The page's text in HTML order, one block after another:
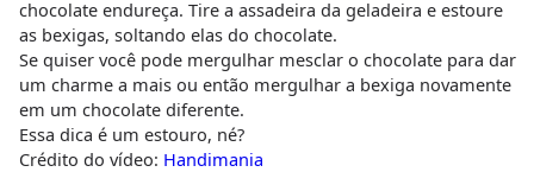
chocolate endureça. Tire a assadeira da geladeira e estoure
as bexigas, soltando elas do chocolate.
Se quiser você pode mergulhar mesclar o chocolate para dar
um charme a mais ou então mergulhar a bexiga novamente
em um chocolate diferente.
Essa dica é um estouro, né?
Crédito do vídeo: Handimania